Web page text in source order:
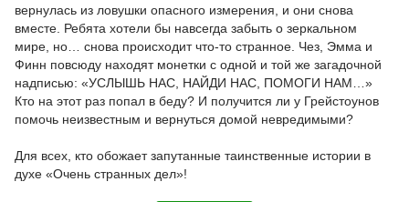
вернулась из ловушки опасного измерения, и они снова
вместе. Ребята хотели бы навсегда забыть о зеркальном
мире, но… снова происходит что-то странное. Чез, Эмма и
Финн повсюду находят монетки с одной и той же загадочной
надписью: «УСЛЫШЬ НАС, НАЙДИ НАС, ПОМОГИ НАМ…»
Кто на этот раз попал в беду? И получится ли у Грейстоунов
помочь неизвестным и вернуться домой невредимыми?
Для всех, кто обожает запутанные таинственные истории в
духе «Очень странных дел»!